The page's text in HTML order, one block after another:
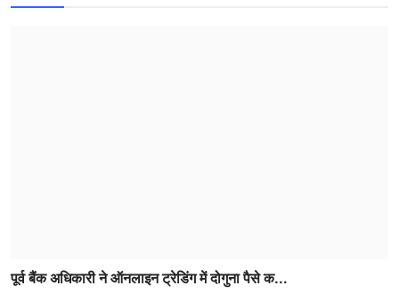
पूर्व बैंक अधिकारी ने ऑनलाइन ट्रेडिंग में दोगुना पैसे क...